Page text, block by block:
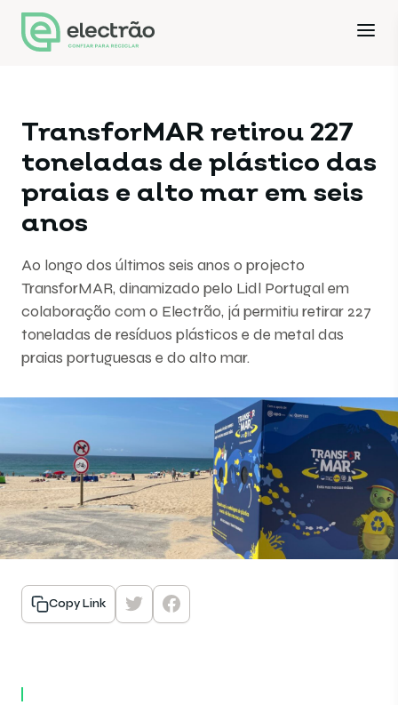
TransforMAR retirou 227
toneladas de plástico das
praias e alto mar em seis
anos
Ao longo dos últimos seis anos o projecto
TransforMAR, dinamizado pelo Lidl Portugal em
colaboração com o Electrão, já permitiu retirar 227
toneladas de resíduos plásticos e de metal das
praias portuguesas e do alto mar.
Copy Link